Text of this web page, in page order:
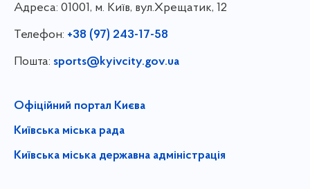
Адреса: 01001, м. Київ, вул.Хрещатик, 12
Телефон: +38 (97) 243-17-58
Пошта: sports@kyivcity.gov.ua
Офіційний портал Києва
Київська міська рада
Київська міська державна адміністрація